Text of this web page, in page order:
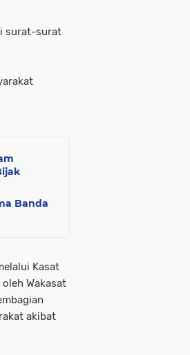
surat-surat
Banda
Kasat
Wakasat
akibat